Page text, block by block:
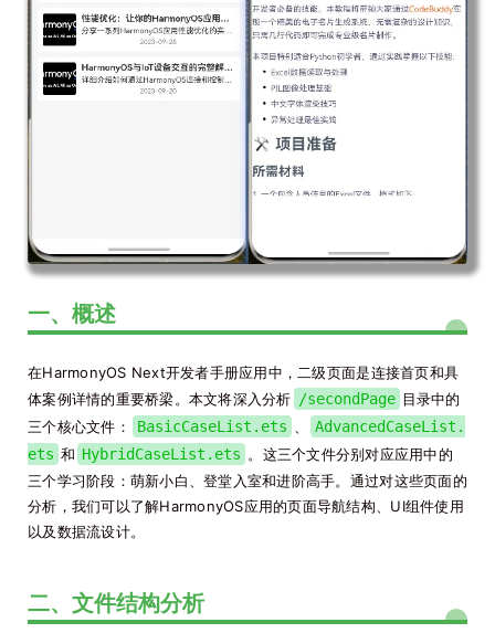
一、概述
在HarmonyOS Next开发者手册应用中，二级页面是连接首页和具
体案例详情的重要桥梁。本文将深入分析 /secondPage 目录中的
三个核心文件：
BasicCaseList.ets
AdvancedCaseList.
ets 和 HybridCaseList.ets 。这三个文件分别对应应用中的
三个学习阶段：萌新小白、登堂入室和进阶高手。通过对这些页面的
分析，我们可以了解HarmonyOS应用的页面导航结构、UI组件使用
以及数据流设计。
二、文件结构分析